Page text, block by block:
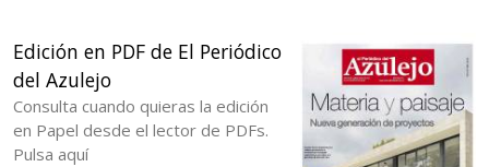
Edición en PDF de El Periódico
del Azulejo
Consulta cuando quieras la edición
en Papel desde el lector de PDFs.
Pulsa aquí